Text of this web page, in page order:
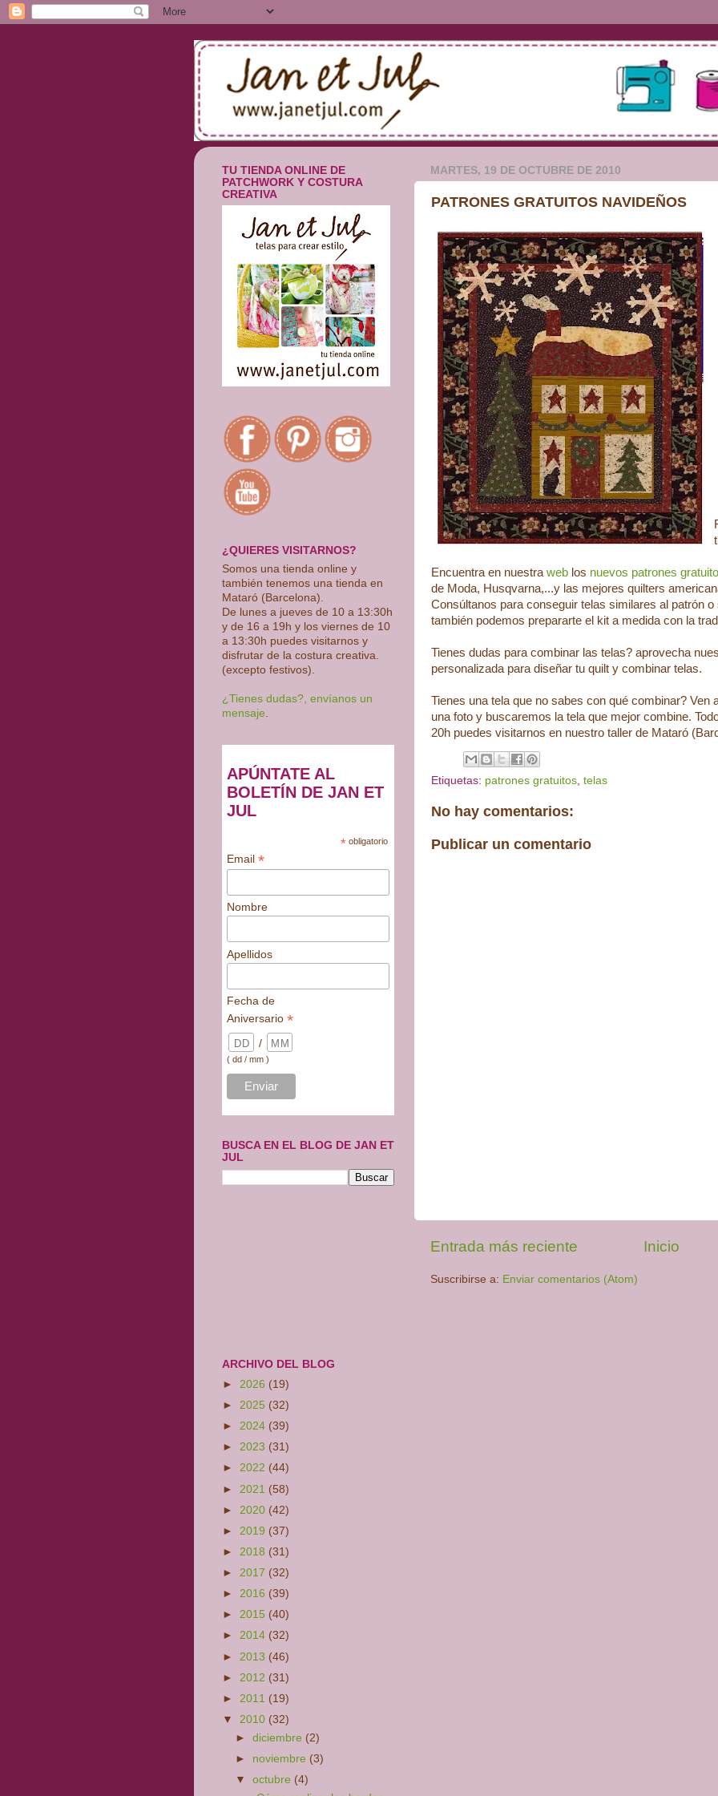
MARTES, 19 DE OCTUBRE DE 2010
PATRONES GRATUITOS NAVIDEÑOS
Encuentra en nuestra web los nuevos patrones
de Moda, Husqvarna,...y las mejores quilters
Consúltanos para conseguir telas similares al patrón
también podemos prepararte el kit a medida con la
Tienes dudas para combinar las telas? aprovecha
personalizada para diseñar tu quilt y combinar telas.
Tienes una tela que no sabes con qué combinar? Ven
una foto y buscaremos la tela que mejor combine.
20h puedes visitarnos en nuestro taller de Mataró
Etiquetas: patrones gratuitos, telas
No hay comentarios:
Publicar un comentario
Entrada más reciente Inicio
Suscribirse a: Enviar comentarios (Atom)
TU TIENDA ONLINE DE
PATCHWORK Y COSTURA
CREATIVA
¿QUIERES VISITARNOS?
Somos una tienda online y
también tenemos una tienda en
Mataró (Barcelona).
De lunes a jueves de 10 a 13:30h
y de 16 a 19h y los viernes de 10
a 13:30h puedes visitarnos y
disfrutar de la costura creativa.
(excepto festivos).
¿Tienes dudas?, envíanos un
mensaje.
APÚNTATE AL
BOLETÍN DE JAN ET
JUL
*obligatorio
Email*
Nombre
Apellidos
Fecha de
Aniversario*
/
( dd / mm )
BUSCA EN EL BLOG DE JAN ET
JUL
ARCHIVO DEL BLOG
► 2026 (19)
► 2025 (32)
► 2024 (39)
► 2023 (31)
► 2022 (44)
► 2021 (58)
► 2020 (42)
► 2019 (37)
► 2018 (31)
► 2017 (32)
► 2016 (39)
► 2015 (40)
► 2014 (32)
► 2013 (46)
► 2012 (31)
► 2011 (19)
▼ 2010 (32)
►diciembre (2)
► noviembre (3)
▼octubre (4)